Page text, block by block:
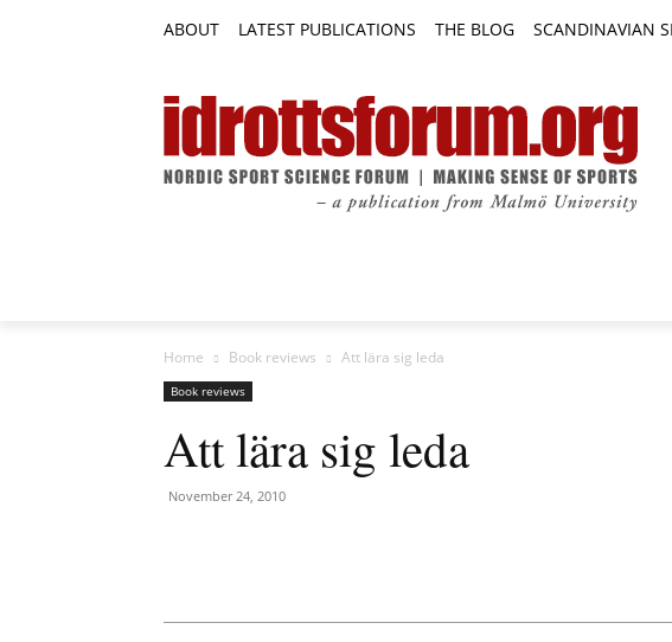
ABOUT LATEST PUBLICATIONS THE BLOG SCANDINAVIAN
Home Book reviews Att lära sig leda
Book reviews
Att lära sig leda
November 24, 2010